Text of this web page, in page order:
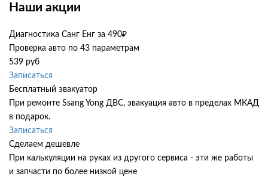
Наши акции
Диагностика Санг Енг за 490₽
Проверка авто по 43 параметрам
539 руб
Записаться
Бесплатный эвакуатор
При ремонте Ssang Yong ДВС, эвакуация авто в пределах МКАД
в подарок.
Записаться
Сделаем дешевле
При калькуляции на руках из другого сервиса - эти же работы
и запчасти по более низкой цене